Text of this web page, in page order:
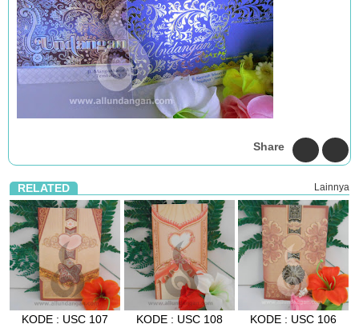
Share
RELATED Lainnya
KODE : USC 107 KODE : USC 108 KODE : USC 106